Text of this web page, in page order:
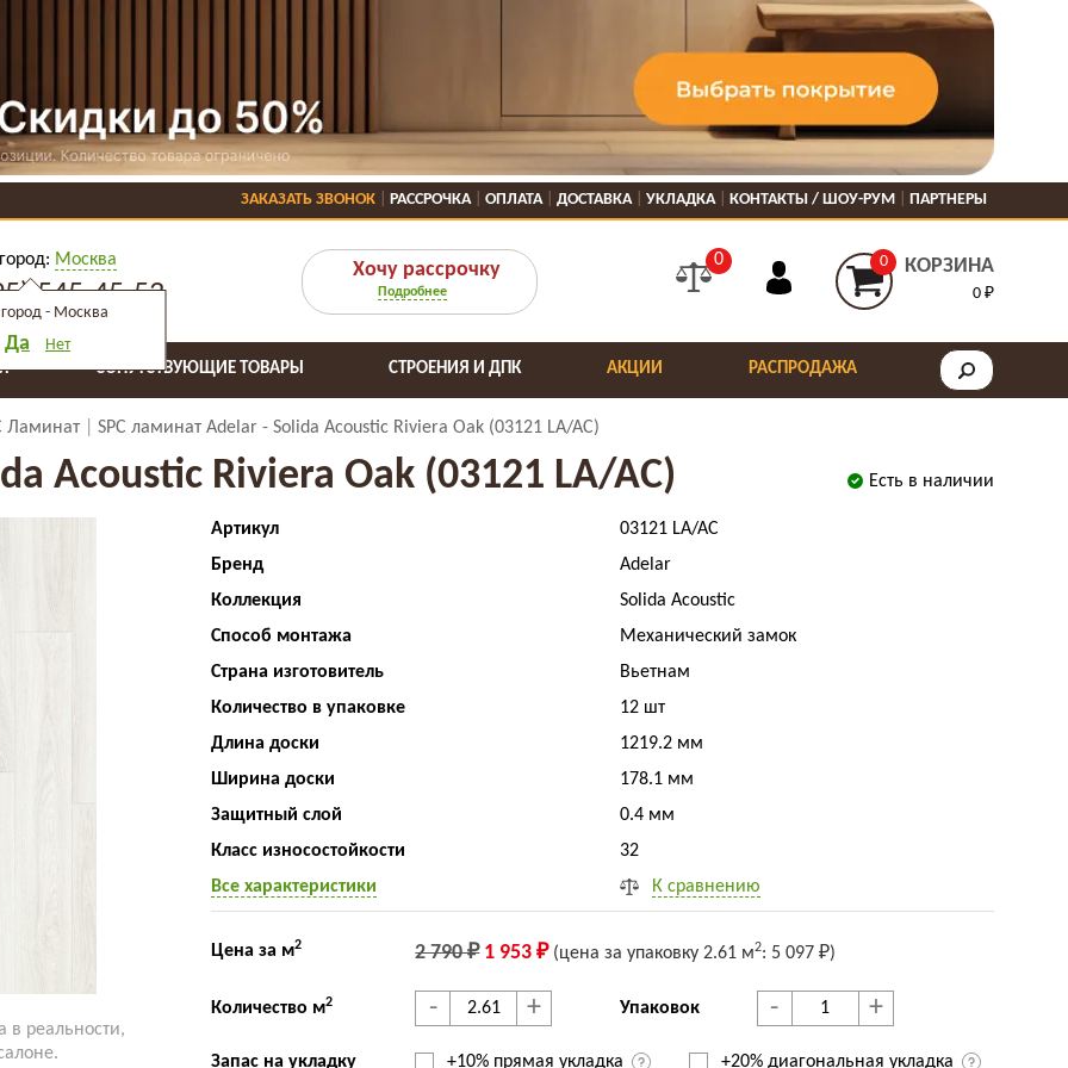
ЗАКАЗАТЬ ЗВОНОК РАССРОЧКА ОПЛАТА ДОСТАВКА УКЛАДКА КОНТАКТЫ / ШОУ-РУМ ПАРТНЕРЫ
Москва
- Москва
Да Нет
545-45-53
Хочу рассрочку
Подробнее
0 0 КОРЗИНА
0 ₽
СОПУТСТВУЮЩИЕ ТОВАРЫ РАСПРОДАЖА
СТРОЕНИЯ И ДПК АКЦИИ
Ламинат SPC ламинат Adelar - Solida Acoustic Riviera Oak (03121 LA/AC)
Есть в наличии
Acoustic Riviera Oak (03121 LA/AC)
в реальности,
Артикул
03121 LA/AC
Бренд
Adelar
Коллекция
Solida Acoustic
Способ монтажа
Механический замок
Страна изготовитель
Вьетнам
Количество в упаковке
12 шт
Длина доски
1219.2 мм
Ширина доски
178.1 мм
Защитный слой
0.4 мм
Класс износостойкости
32
Все характеристики
К сравнению
Цена за м2 2 790 ₽ 1 953 ₽ (цена за упаковку 2.61 м2: 5 097 ₽)
Количество м2 - + Упаковок - +
Запас на укладку +10% прямая укладка +20% диагональная укладка